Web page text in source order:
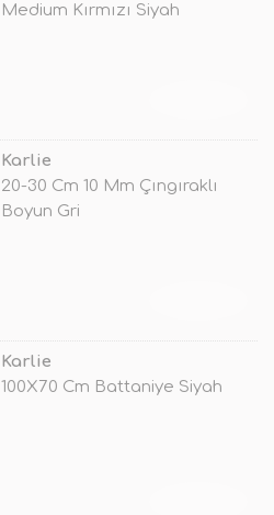
Medium Kırmızı Siyah
Karlie
20-30 Cm 10 Mm Çıngıraklı
Boyun Gri
Karlie
100X70 Cm Battaniye Siyah